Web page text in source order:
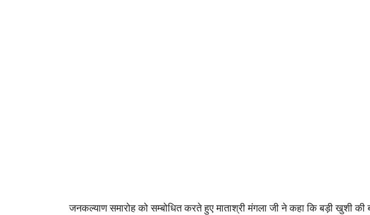
जनकल्याण समारोह को सम्बोधित करते हुए माताश्री मंगला जी ने कहा कि बड़ी खुशी की